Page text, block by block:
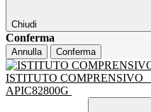
Chiudi
Conferma
Annulla Conferma
ISTITUTO COMPRENSIVO
APIC82800G